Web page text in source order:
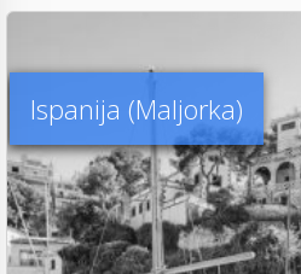
Ispanija (Maljorka)